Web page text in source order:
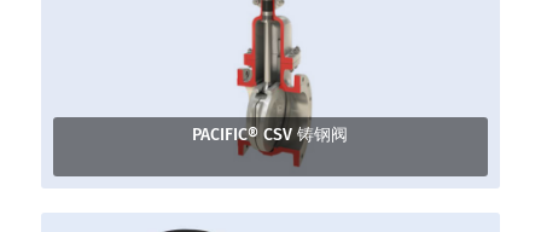
PACIFIC® CSV 铸钢阀